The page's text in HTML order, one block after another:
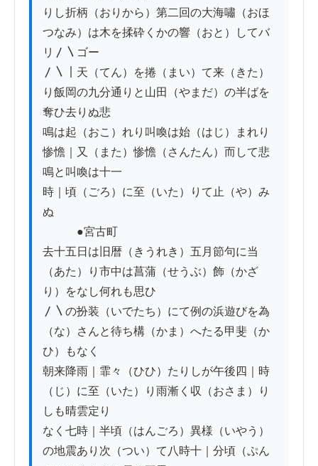
りし折柄（おりから）第二回の大海嘯（おほ
つなみ）は木を揉砕くかの響（おと）してバ
リ〳〵ゴー
〳〵｜天（てん）を捲（まい）て来（きた）
り飯岡の九分通りと山田（やまだ）の半ばを
奪ひ去りぬ悲
鳴は起（おこ）れり叫喚は始（はじ）まれり
惨憺｜又（また）惨憺（さんたん）而して悲
鳴と叫喚は十一
時｜頃（ごろ）に至（いた）りて止（や）み
ぬ
●宮古町
去十五日は旧暦（きうれき）五月節句に当
（あた）り市中は菖蒲（せうぶ）飾（かざ
り）をなし何れも思ひ
〳〵の扮装（いでたち）にて例の浜遊びを為
（な）さんと待ち構（かま）へたる甲斐（か
ひ）もなく
朝来降雨｜霏々（ひひ）たりしが午後四｜時
（じ）に至（いた）り雨漸く収（おさま）り
しも晴雲定り
なく七時｜半頃（はんごろ）異様（いやう）
の地震あり次（つい）て八時十｜分頃（ぷん